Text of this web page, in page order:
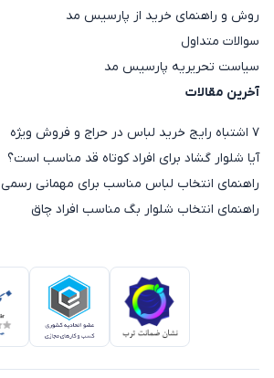
روش و راهنمای خرید از پارسیس مد
سوالات متداول
سیاست تحریریه پارسیس مد
آخرین مقالات
۷ اشتباه رایج خرید لباس در حراج و فروش ویژه
آیا شلوار گشاد برای افراد کوتاه قد مناسب است؟
راهنمای انتخاب لباس مناسب برای مهمانی رسمی
راهنمای انتخاب شلوار بگ مناسب افراد چاق